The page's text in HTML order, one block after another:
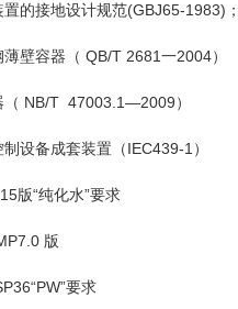
的接地设计规范(GBJ65-1983)；
壁容器（ QB/T 2681一2004）
（ NB/T 47003.1—2009）
设备成套装置（IEC439-1）
版“纯化水”要求
版
要求